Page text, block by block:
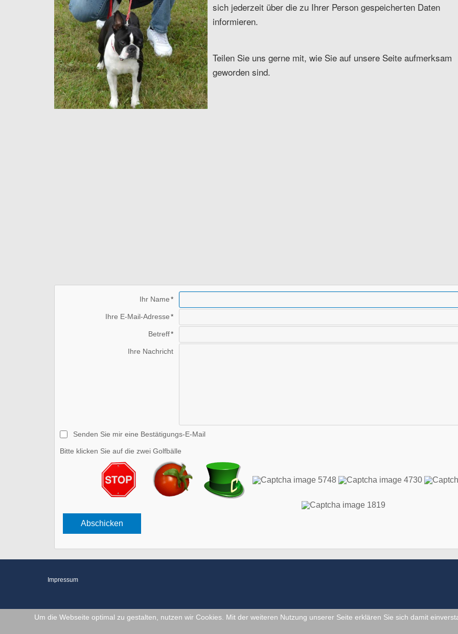
sich jederzeit über die zu Ihrer Person gespeicherten Daten
informieren.
Teilen Sie uns gerne mit, wie Sie auf unsere Seite aufmerksam
geworden sind.
Ihr Name
Ihre E-Mail-Adresse
Betreff
Ihre Nachricht
Senden Sie mir eine Bestätigungs-E-Mail
Bitte klicken Sie auf die zwei Golfbälle
Impressum
Um die Webseite optimal zu gestalten, nutzen wir Cookies. Mit der weiteren Nutzung unserer Seite erklären Sie sich damit